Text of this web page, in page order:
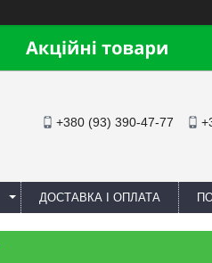
+380 (93) 390-47-77
ДОСТАВКА І ОПЛАТА